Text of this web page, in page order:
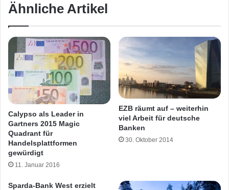
Ähnliche Artikel
Calypso als Leader in
Gartners 2015 Magic
Quadrant für
Handelsplattformen
gewürdigt
11. Januar 2016
EZB räumt auf – weiterhin
viel Arbeit für deutsche
Banken
30. Oktober 2014
Sparda-Bank West erzielt